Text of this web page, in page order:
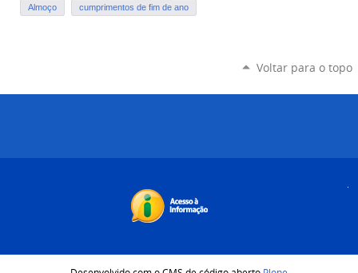
Almoço cumprimentos de fim de ano
Voltar para o topo